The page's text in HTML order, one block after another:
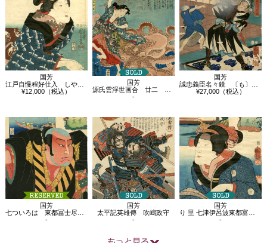
国芳
江戸自慢程好仕入 しやうぶかは
¥12,000（税込）
国芳
源氏雲浮世画合 廿二 玉葛 玉取蜑
-
国芳
誠忠義臣名々鏡 〔も〕 富守祐右衛門正固
¥27,000（税込）
国芳
七ついろは 東都冨士尽 の 野狐平
-
国芳
太平記英雄傳 吹嶋政守
-
国芳
り 里 七津伊呂波東都富士尽、佃嶋の富士 …
-